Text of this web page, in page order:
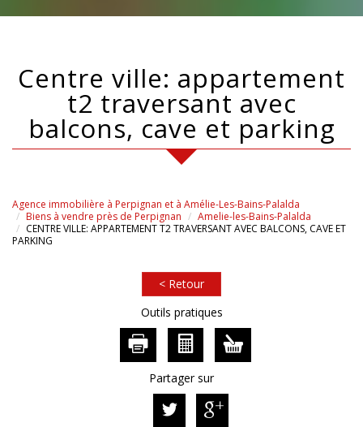
centre ville: appartement
t2 traversant avec
balcons, cave et parking
Agence immobilière à Perpignan et à Amélie-Les-Bains-Palalda
Biens à vendre près de Perpignan
Amelie-les-Bains-Palalda
CENTRE VILLE: APPARTEMENT T2 TRAVERSANT AVEC BALCONS, CAVE ET
PARKING
< Retour
Outils pratiques
Partager sur